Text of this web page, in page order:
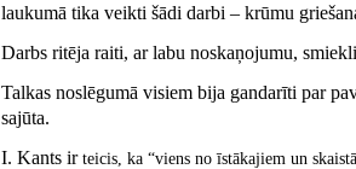
laukumā tika veikti šādi darbi – krūmu
Darbs ritēja raiti, ar labu noskaņojumu,
Talkas noslēgumā visiem bija gandarīti par
sajūta.
I. Kants irteicis, ka “viens no īstākajiem un